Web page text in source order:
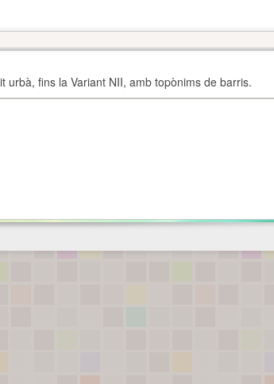
fins la Variant NII, amb topònims de barris.